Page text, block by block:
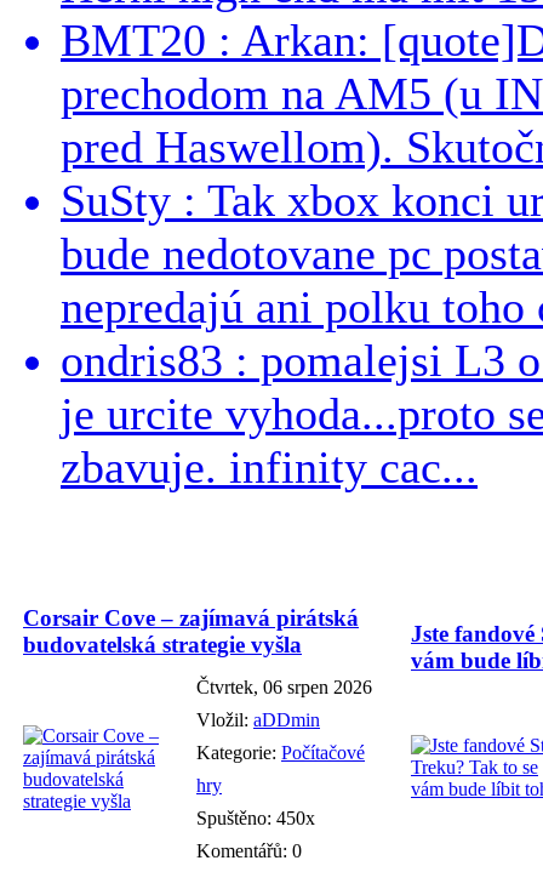
BMT20 : Arkan:
prechodom na AM5 (u
pred Haswellom).
SuSty : Tak xbox konci
bude nedotovane pc
nepredajú ani polku toho
ondris83 : pomalejsi L3
je urcite vyhoda...proto
zbavuje. infinity cac...
Corsair Cove – zajímavá pirátská
budovatelská strategie vyšla
Čtvrtek, 06 srpen 2026
Vložil: aDDmin
Kategorie: Počítačové
hry
Spuštěno: 450x
Komentářů: 0
Jste
vám bude